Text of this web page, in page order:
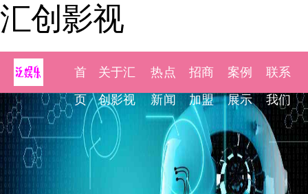
汇创影视
首
页
关于汇
创影视
热点
新闻
招商
加盟
案例
展示
联系
我们